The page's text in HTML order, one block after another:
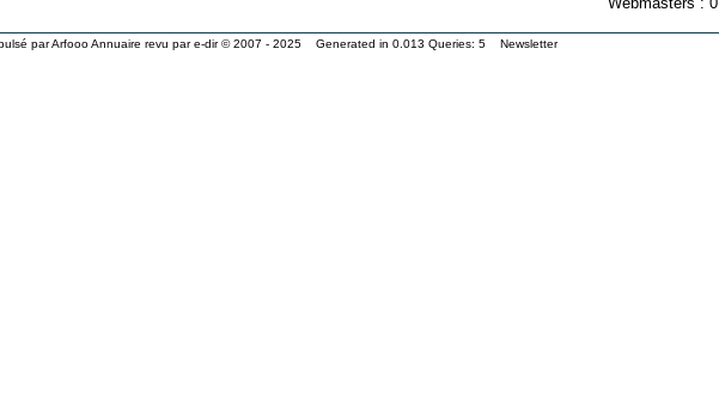
parArfooo Annuaire revu pare-dir© 2007 - 2025 Generated in 0.013 Queries: 5 Newsletter